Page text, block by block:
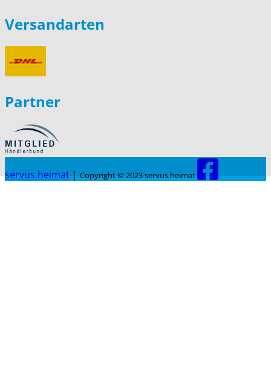
Versandarten
Partner
servus.heimat | Copyright © 2023 servus.heimat